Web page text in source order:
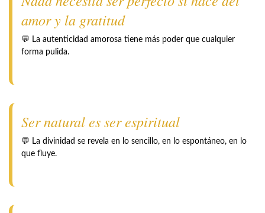
amor y la gratitud
💬 La autenticidad amorosa tiene más poder que cualquier
forma pulida.
Ser natural es ser espiritual
💬 La divinidad se revela en lo sencillo, en lo espontáneo, en lo
que fluye.